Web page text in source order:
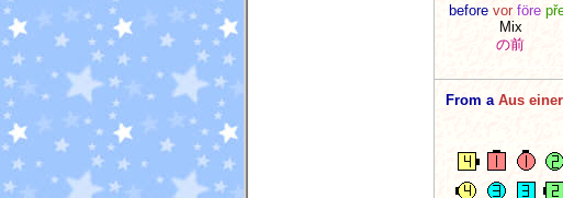
before vor före
Mix
の前
From a Aus einer